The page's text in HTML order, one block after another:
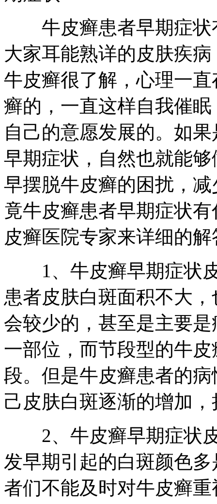
牛皮癣患者早期症状
大家耳能熟详的皮肤疾
牛皮癣很了解，心理一
癣的，一直这样自我催
自己的意愿发展的。如
早期症状，自然也就能
早摆脱牛皮癣的困扰，
竟牛皮癣患者早期症状
皮癣医院专家来详细的
1、牛皮癣早期症状皮
患者皮肤白斑面积不大
会较少的，甚至是主要
一部位，而节段型的牛
段。但是牛皮癣患者的
己皮肤白斑逐渐的增加，
2、牛皮癣早期症状皮
发早期引起的白斑颜色
者们不能及时对牛皮癣